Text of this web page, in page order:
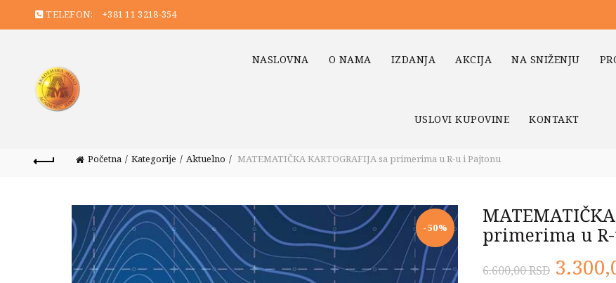
TELEFON: +381 11 3218-354
NASLOVNA O NAMA IZDANJA AKCIJA NA SNIŽENJU
USLOVI KUPOVINE KONTAKT
Početna Kategorije Aktuelno MATEMATIČKA KARTOGRAFIJA sa primerima u R-u i Pajtonu
-50%
primerima u
6.600,00RSD